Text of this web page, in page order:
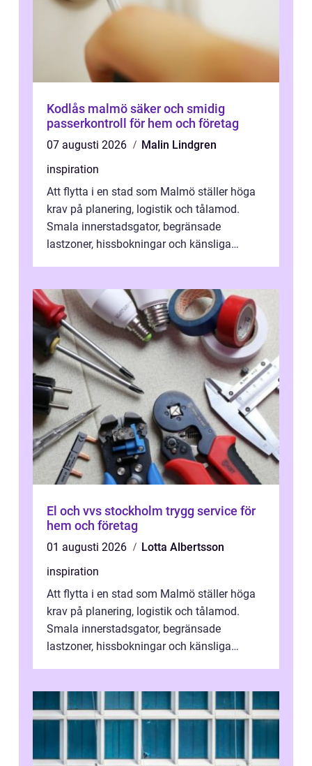
Kodlås malmö säker och smidig
passerkontroll för hem och företag
07 augusti 2026
Malin Lindgren
inspiration
Att flytta i en stad som Malmö ställer höga
krav på planering, logistik och tålamod.
Smala innerstadsgator, begränsade
lastzoner, hissbokningar och känsliga
El och vvs stockholm trygg service för
hem och företag
01 augusti 2026
Lotta Albertsson
inspiration
Att flytta i en stad som Malmö ställer höga
krav på planering, logistik och tålamod.
Smala innerstadsgator, begränsade
lastzoner, hissbokningar och känsliga